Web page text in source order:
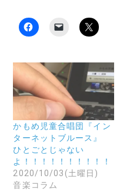
F
a
o
o
k
で
共
有
に
は
ク
リ
ッ
ク
し
て
く
て
友
達
に
メ
ー
ル
で
リ
ン
ク
を
送
信
(
新
ク
リ
て
X
で
共
有
(
新
し
い
ウ
ィ
ウ
で
開
かもめ児童合唱団『イン
ターネットブルース』
ひとごとじゃない
よ！！！！！！！！！！
2020/10/03(土曜日)
音楽コラム